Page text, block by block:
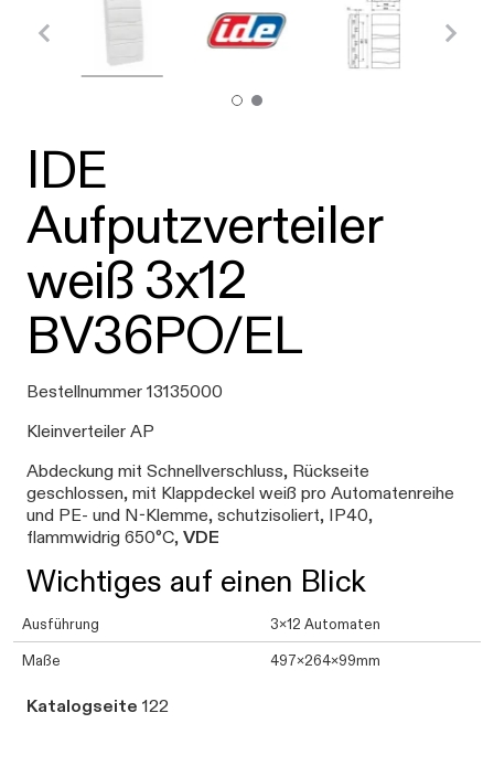
IDE
Aufputzverteiler
weiß 3x12
BV36PO/EL
Bestellnummer 13135000
Kleinverteiler AP
Abdeckung mit Schnellverschluss, Rückseite
geschlossen, mit Klappdeckel weiß pro Automatenreihe
und PE- und N-Klemme, schutzisoliert, IP40,
flammwidrig 650°C, VDE
Wichtiges auf einen Blick
Ausführung 3x12 Automaten
Maße 497x264x99mm
Katalogseite 122